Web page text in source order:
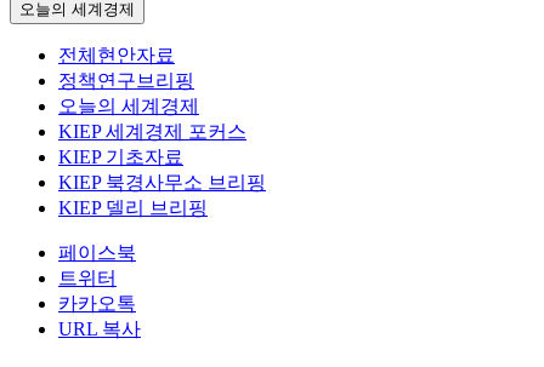
오늘의 세계경제
전체현안자료
정책연구브리핑
오늘의 세계경제
KIEP 세계경제 포커스
KIEP 기초자료
KIEP 북경사무소 브리핑
KIEP 델리 브리핑
페이스북
트위터
카카오톡
URL 복사